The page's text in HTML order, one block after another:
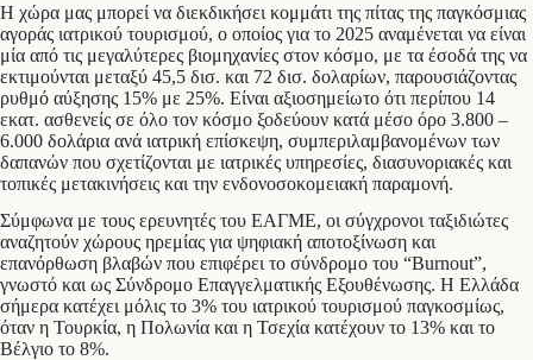
Η χώρα μας μπορεί να διεκδικήσει κομμάτι της πίτας της παγκόσμιας
αγοράς ιατρικού τουρισμού, ο οποίος για το 2025 αναμένεται να είναι
μία από τις μεγαλύτερες βιομηχανίες στον κόσμο, με τα έσοδά της να
εκτιμούνται μεταξύ 45,5 δισ. και 72 δισ. δολαρίων, παρουσιάζοντας
ρυθμό αύξησης 15% με 25%. Είναι αξιοσημείωτο ότι περίπου 14
εκατ. ασθενείς σε όλο τον κόσμο ξοδεύουν κατά μέσο όρο 3.800 –
6.000 δολάρια ανά ιατρική επίσκεψη, συμπεριλαμβανομένων των
δαπανών που σχετίζονται με ιατρικές υπηρεσίες, διασυνοριακές και
τοπικές μετακινήσεις και την ενδονοσοκομειακή παραμονή.
Σύμφωνα με τους ερευνητές του ΕΑΓΜΕ, οι σύγχρονοι ταξιδιώτες
αναζητούν χώρους ηρεμίας για ψηφιακή αποτοξίνωση και
επανόρθωση βλαβών που επιφέρει το σύνδρομο του “Burnout”,
γνωστό και ως Σύνδρομο Επαγγελματικής Εξουθένωσης. H Ελλάδα
σήμερα κατέχει μόλις το 3% του ιατρικού τουρισμού παγκοσμίως,
όταν η Τουρκία, η Πολωνία και η Τσεχία κατέχουν το 13% και το
Βέλγιο το 8%.